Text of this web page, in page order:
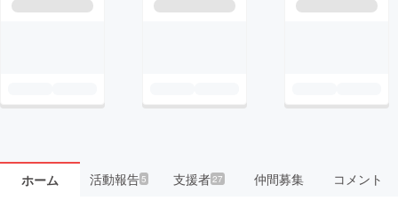
ホーム 活動報告5 支援者27 仲間募集 コメント